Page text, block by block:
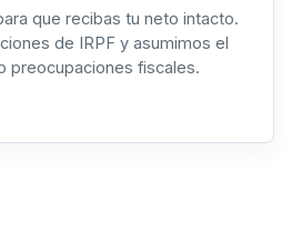
que recibas tu neto intacto.
de IRPF y asumimos el
preocupaciones fiscales.